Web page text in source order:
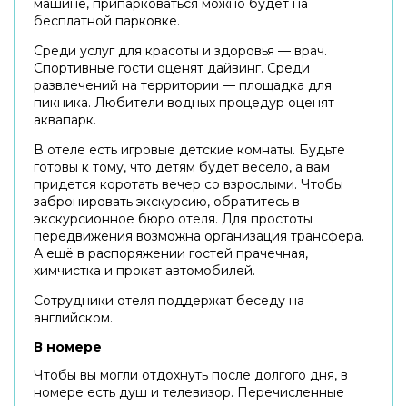
машине, припарковаться можно будет на
бесплатной парковке.
Среди услуг для красоты и здоровья — врач.
Спортивные гости оценят дайвинг. Среди
развлечений на территории — площадка для
пикника. Любители водных процедур оценят
аквапарк.
В отеле есть игровые детские комнаты. Будьте
готовы к тому, что детям будет весело, а вам
придется коротать вечер со взрослыми. Чтобы
забронировать экскурсию, обратитесь в
экскурсионное бюро отеля. Для простоты
передвижения возможна организация трансфера.
А ещё в распоряжении гостей прачечная,
химчистка и прокат автомобилей.
Сотрудники отеля поддержат беседу на
английском.
В номере
Чтобы вы могли отдохнуть после долгого дня, в
номере есть душ и телевизор. Перечисленные